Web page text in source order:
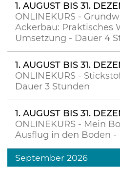
1. AUGUST BIS 31.
ONLINEKURS -
Ackerbau: Praktisches
Umsetzung - Dauer 4
1. AUGUST BIS 31.
ONLINEKURS -
Dauer 3 Stunden
1. AUGUST BIS 31.
ONLINEKURS - Mein
Ausflug in den Boden -
September 2026